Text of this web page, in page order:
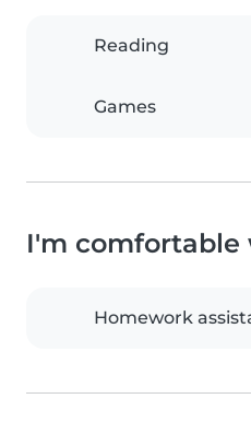
Reading
Games
I'm comfortable
Homework